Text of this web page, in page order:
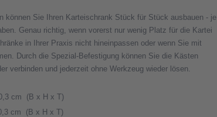
können Sie Ihren Karteischrank Stück für Stück ausbauen -­ je
Genau richtig, wenn vorerst nur wenig Platz für die Kartei
in Ihrer Praxis nicht hineinpassen oder wenn Sie mit
Durch die Spezial-Befestigung können Sie die Kästen
verbinden und jederzeit ohne Werkzeug wieder lösen.
cm (B x H x T)
cm (B x H x T)